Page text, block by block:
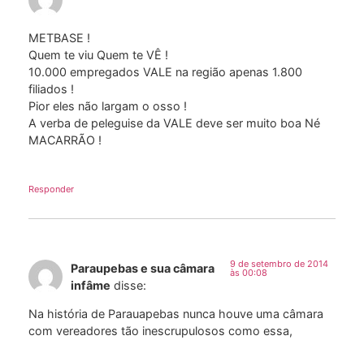
METBASE !
Quem te viu Quem te VÊ !
10.000 empregados VALE na região apenas 1.800
filiados !
Pior eles não largam o osso !
A verba de peleguise da VALE deve ser muito boa Né
MACARRÃO !
Responder
Paraupebas e sua câmara
infâme disse:
9 de setembro de 2014
às 00:08
Na história de Parauapebas nunca houve uma câmara
com vereadores tão inescrupulosos como essa,